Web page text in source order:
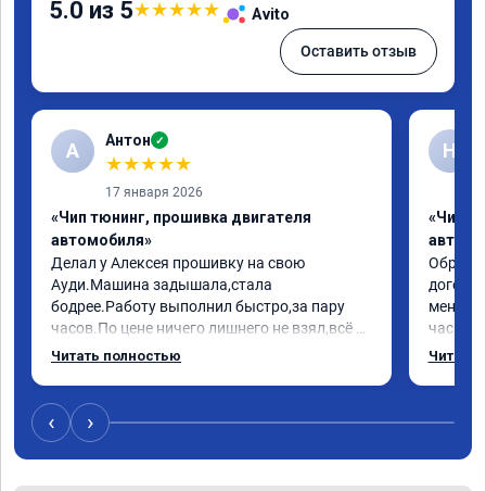
5.0 из 5★★★★★ Avito
Оставить отзыв
А Антон ✓
★★★★★
17 января 2026
«Чип тюнинг, прошивка двигателя
автомобиля»
Делал у Алексея прошивку на свою
Ауди.Машина задышала,стала
бодрее.Работу выполнил быстро,за пару
часов.По цене ничего лишнего не взял,всё
как договаривались заранее.После работы
случае поломки авто.Однозначно
рекомендую Алексея как грамотного
специалиста!
Читать полностью
Н
«Чип
меня
час
Арман
Читать
‹ ›